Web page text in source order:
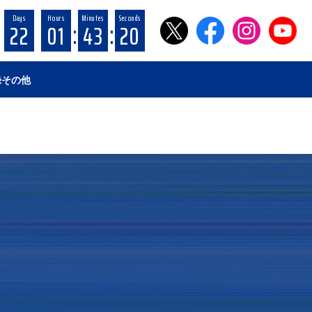
Days
22 Hours
01 : Minutes
43 : Seconds
19
その他